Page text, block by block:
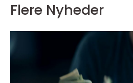
Flere Nyheder